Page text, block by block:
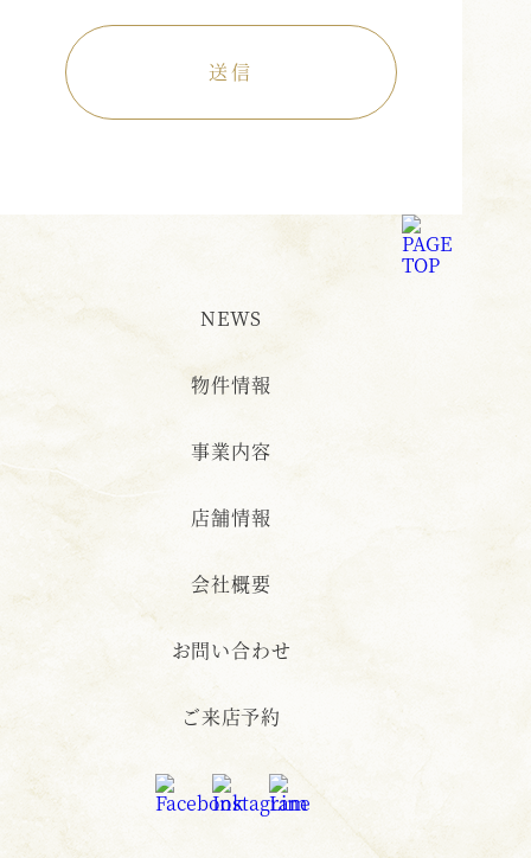
NEWS
物件情報
事業内容
店舗情報
会社概要
お問い合わせ
ご来店予約